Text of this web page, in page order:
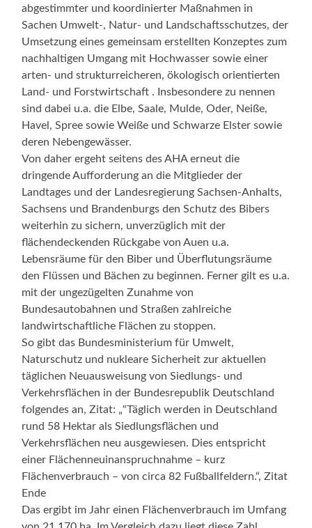
abgestimmter und koordinierter Maßnahmen in
Sachen Umwelt-, Natur- und Landschaftsschutzes, der
Umsetzung eines gemeinsam erstellten Konzeptes zum
nachhaltigen Umgang mit Hochwasser sowie einer
arten- und strukturreicheren, ökologisch orientierten
Land- und Forstwirtschaft . Insbesondere zu nennen
sind dabei u.a. die Elbe, Saale, Mulde, Oder, Neiße,
Havel, Spree sowie Weiße und Schwarze Elster sowie
deren Nebengewässer.
Von daher ergeht seitens des AHA erneut die
dringende Aufforderung an die Mitglieder der
Landtages und der Landesregierung Sachsen-Anhalts,
Sachsens und Brandenburgs den Schutz des Bibers
weiterhin zu sichern, unverzüglich mit der
flächendeckenden Rückgabe von Auen u.a.
Lebensräume für den Biber und Überflutungsräume
den Flüssen und Bächen zu beginnen. Ferner gilt es u.a.
mit der ungezügelten Zunahme von
Bundesautobahnen und Straßen zahlreiche
landwirtschaftliche Flächen zu stoppen.
So gibt das Bundesministerium für Umwelt,
Naturschutz und nukleare Sicherheit zur aktuellen
täglichen Neuausweisung von Siedlungs- und
Verkehrsflächen in der Bundesrepublik Deutschland
folgendes an, Zitat: „“Täglich werden in Deutschland
rund 58 Hektar als Siedlungsflächen und
Verkehrsflächen neu ausgewiesen. Dies entspricht
einer Flächenneuinanspruchnahme – kurz
Flächenverbrauch – von circa 82 Fußballfeldern.“, Zitat
Ende
Das ergibt im Jahr einen Flächenverbrauch im Umfang